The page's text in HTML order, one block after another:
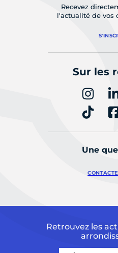
Recevez
l'actualité de vos
Sur les
Une
Retrouvez les